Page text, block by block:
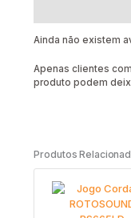
Ainda não existem
Apenas clientes
produto podem
Produtos